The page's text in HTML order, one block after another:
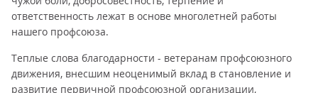
ответственность лежат в основе многолетней работы
нашего профсоюза.
Теплые слова благодарности - ветеранам профсоюзного
движения, внесшим неоценимый вклад в становление и
развитие первичной профсоюзной организации,